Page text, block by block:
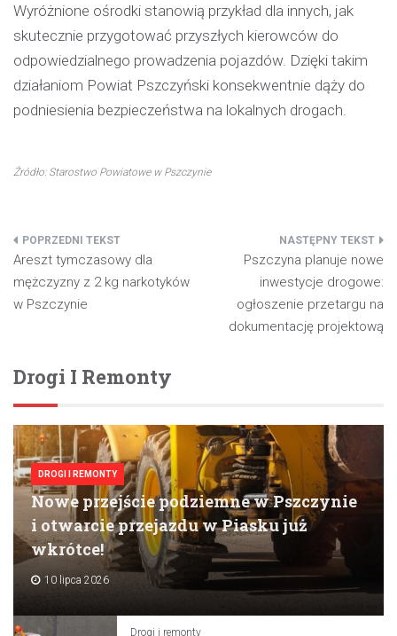
Wyróżnione ośrodki stanowią przykład dla innych, jak
skutecznie przygotować przyszłych kierowców do
odpowiedzialnego prowadzenia pojazdów. Dzięki takim
działaniom Powiat Pszczyński konsekwentnie dąży do
podniesienia bezpieczeństwa na lokalnych drogach.
Źródło: Starostwo Powiatowe w Pszczynie
Nawigacja
wpisu
Areszt tymczasowy dla
mężczyzny z 2 kg narkotyków
w Pszczynie
Pszczyna planuje nowe
inwestycje drogowe:
ogłoszenie przetargu na
dokumentację projektową
Drogi I Remonty
DROGI I REMONTY
Nowe przejście podziemne w Pszczynie
i otwarcie przejazdu w Piasku już
wkrótce!
10 lipca 2026
Drogi i remonty